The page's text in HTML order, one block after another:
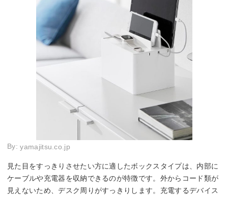
By:yamajitsu.co.jp
見た目をすっきりさせたい方に適したボックスタイプは、内部に
ケーブルや充電器を収納できるのが特徴です。外からコード類が
見えないため、デスク周りがすっきりします。充電するデバイス